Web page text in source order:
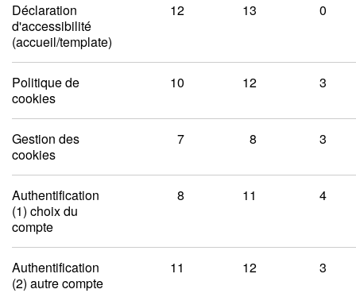
Déclaration
d'accessibilité
(accueil/template)
12 13 0
Politique de
cookies
10 12 3
Gestion des
cookies
7 8 3
Authentification
(1) choix du
compte
8 11 4
Authentification
(2) autre compte
11 12 3